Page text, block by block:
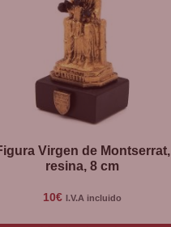
Virgen de Montserrat,
resina, 8 cm
10€ I.V.A incluido